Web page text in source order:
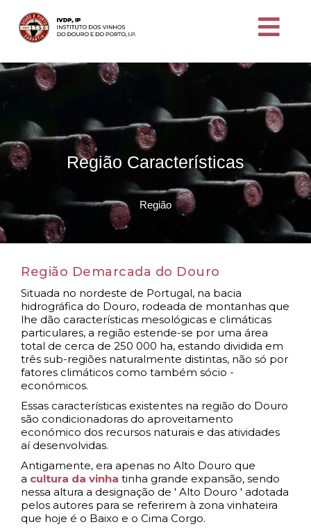
Região Características
Região
Região Demarcada do Douro
Situada no nordeste de Portugal, na bacia
hidrográfica do Douro, rodeada de montanhas que
lhe dão características mesológicas e climáticas
particulares, a região estende-se por uma área
total de cerca de 250 000 ha, estando dividida em
três sub-regiões naturalmente distintas, não só por
fatores climáticos como também sócio -
económicos.
Essas características existentes na região do Douro
são condicionadoras do aproveitamento
económico dos recursos naturais e das atividades
aí desenvolvidas.
Antigamente, era apenas no Alto Douro que
a cultura da vinha tinha grande expansão, sendo
nessa altura a designação de ' Alto Douro ' adotada
pelos autores para se referirem à zona vinhateira
que hoje é o Baixo e o Cima Corgo.